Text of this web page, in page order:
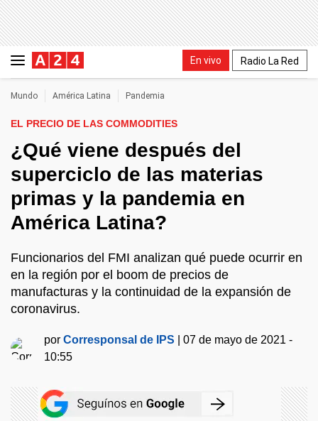
En vivo Radio La Red
Mundo América Latina Pandemia
EL PRECIO DE LAS COMMODITIES
¿Qué viene después del
superciclo de las materias
primas y la pandemia en
América Latina?
Funcionarios del FMI analizan qué puede ocurrir en
en la región por el boom de precios de
manufacturas y la continuidad de la expansión de
coronavirus.
porCorresponsal de IPS |07 de mayo de 2021 -
10:55